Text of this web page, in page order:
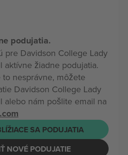
podujatia.
pre Davidson College Lady
aktívne žiadne podujatia.
nesprávne, môžete
Davidson College Lady
alebo nám pošlite email na
SA PODUJATIA
NOVÉ PODUJATIE